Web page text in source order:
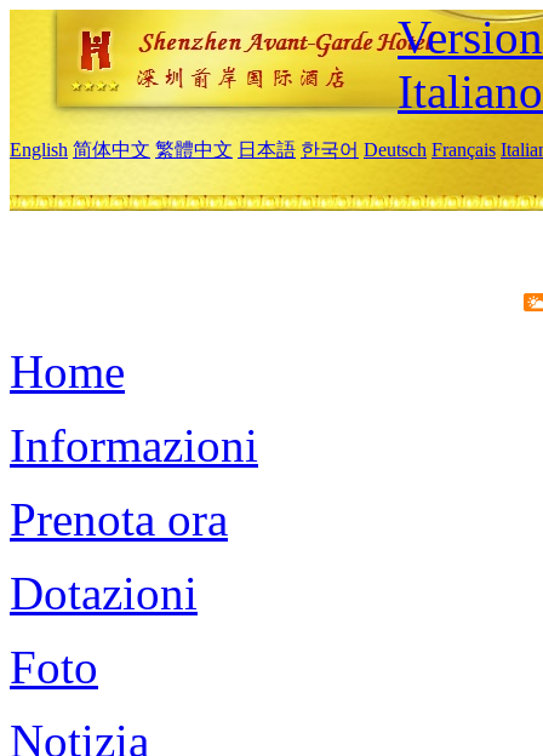
Italiano
English 简体中文 繁體中文 日本語 한국어 Deutsch Français
Home
Informazioni
Prenota ora
Dotazioni
Foto
Notizia